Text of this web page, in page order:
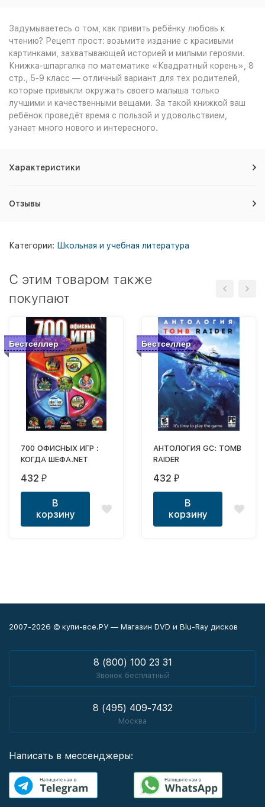
Задумываетесь о том, как привить ребёнку любовь к
чтению? Рецепт прост: возьмите издание с красивыми
картинками, захватывающей историей и милыми героями.
Книжка-шпаргалка по математике «Квадратный корень», 8
стр., 5-9 класс — отличный вариант для тех родителей,
которые привыкли окружать своего малыша только
лучшими и качественными вещами. За такой книжкой ваш
ребёнок проведёт время с пользой и удовольствием,
узнает много нового и интересного.
Характеристики
Отзывы
Категории: Школьная и учебная литература
C этим товаром также
покупают
Бестселлер
700 ОФИСНЫХ ИГР :
КОГДА ШЕФА.NET
432 ₽
В
корзину
Бестселлер
АНТОЛОГИЯ GC: TOMB
RAIDER
432 ₽
В
корзину
2007-2026 © купи-все.РУ — Магазин DVD и Blu-Ray дисков
8 (800) 100 23 31
Звонок бесплатный
8 (495) 409-7432
Москва
Написать в мессенджеры: